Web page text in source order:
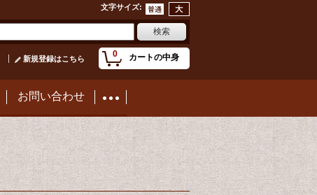
文字サイズ:
0 カートの中身
新規登録はこちら
お問い合わせ